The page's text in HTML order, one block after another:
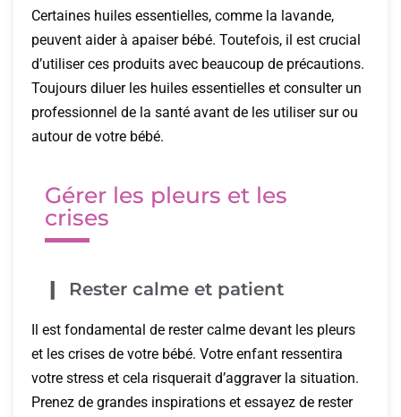
Certaines huiles essentielles, comme la lavande,
peuvent aider à apaiser bébé. Toutefois, il est crucial
d’utiliser ces produits avec beaucoup de précautions.
Toujours diluer les huiles essentielles et consulter un
professionnel de la santé avant de les utiliser sur ou
autour de votre bébé.
Gérer les pleurs et les
crises
Rester calme et patient
Il est fondamental de rester calme devant les pleurs
et les crises de votre bébé. Votre enfant ressentira
votre stress et cela risquerait d’aggraver la situation.
Prenez de grandes inspirations et essayez de rester